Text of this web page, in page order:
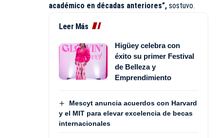
académico en décadas anteriores”, sostuvo.
Leer Más
Higüey celebra con
éxito su primer Festival
de Belleza y
Emprendimiento
Mescyt anuncia acuerdos con Harvard
y el MIT para elevar excelencia de becas
internacionales